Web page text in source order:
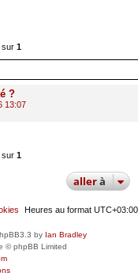
1
?
13:07
1
allerà
Heures au format UTC+03:00
by Ian Bradley
© phpBB Limited